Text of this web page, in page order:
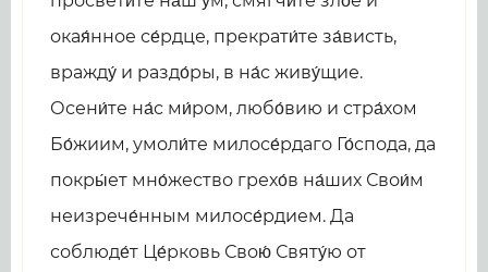
окая́нное се́рдце, прекрати́те за́висть,
вражду́ и раздо́ры, в на́с живу́щие.
Осени́те на́с ми́ром, любо́вию и стра́хом
Бо́жиим, умоли́те милосе́рдаго Го́спода, да
покры́ет мно́жество грехо́в на́ших Свои́м
неизрече́нным милосе́рдием. Да
соблюде́т Це́рковь Свою́ Святу́ю от